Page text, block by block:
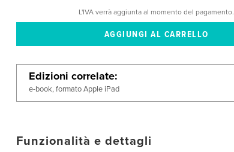
L'IVA verrà aggiunta al momento del pagamento.
Edizioni correlate
e-book, formato Apple iPad
Funzionalità e dettagli